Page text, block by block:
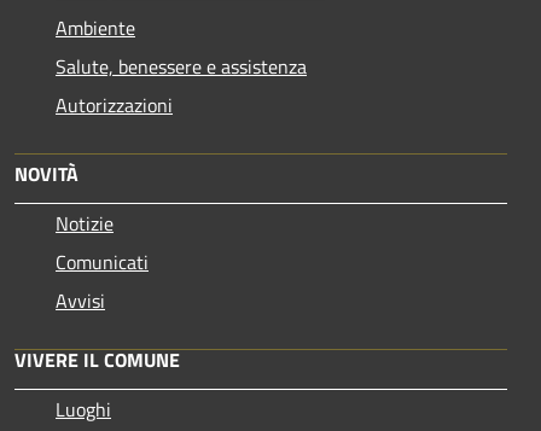
Ambiente
Salute, benessere e assistenza
Autorizzazioni
NOVITÀ
Notizie
Comunicati
Avvisi
VIVERE IL COMUNE
Luoghi